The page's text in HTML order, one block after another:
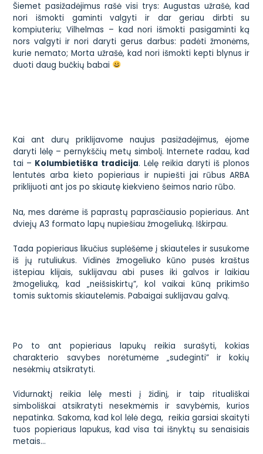
Šiemet pasižadėjimus rašė visi trys: Augustas užrašė, kad
nori išmokti gaminti valgyti ir dar geriau dirbti su
kompiuteriu; Vilhelmas – kad nori išmokti pasigaminti ką
nors valgyti ir nori daryti gerus darbus: padėti žmonėms,
kurie nemato; Morta užrašė, kad nori išmokti kepti blynus ir
duoti daug bučkių babai
Kai ant durų priklijavome naujus pasižadėjimus, ėjome
daryti lėlę – pernykščių metų simbolį. Internete radau, kad
tai – Kolumbietiška tradicija. Lėlę reikia daryti iš plonos
lentutės arba kieto popieriaus ir nupiešti jai rūbus ARBA
priklijuoti ant jos po skiautę kiekvieno šeimos nario rūbo.
Na, mes darėme iš paprastų paprasčiausio popieriaus. Ant
dviejų A3 formato lapų nupiešiau žmogeliuką. Iškirpau.
Tada popieriaus likučius suplėšėme į skiauteles ir susukome
iš jų rutuliukus. Vidinės žmogeliuko kūno pusės kraštus
ištepiau klijais, suklijavau abi puses iki galvos ir laikiau
žmogeliuką, kad „neišsiskirtų”, kol vaikai kūną prikimšo
tomis suktomis skiautelėmis. Pabaigai suklijavau galvą.
Po to ant popieriaus lapukų reikia surašyti, kokias
charakterio savybes norėtumėme „sudeginti” ir kokių
nesėkmių atsikratyti.
Vidurnaktį reikia lėlę mesti į židinį, ir taip rituališkai
simboliškai atsikratyti nesekmėmis ir savybėmis, kurios
nepatinka. Sakoma, kad kol lėlė dega, reikia garsiai skaityti
tuos popieriaus lapukus, kad visa tai išnyktų su senaisiais
metais…